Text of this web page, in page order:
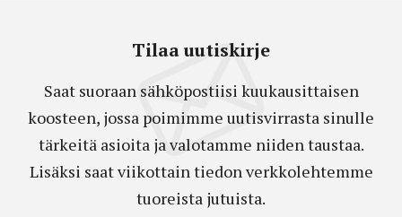
Tilaa uutiskirje
Saat suoraan sähköpostiisi kuukausittaisen
koosteen, jossa poimimme uutisvirrasta sinulle
tärkeitä asioita ja valotamme niiden taustaa.
Lisäksi saat viikottain tiedon verkkolehtemme
tuoreista jutuista.